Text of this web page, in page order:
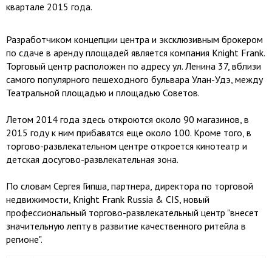
квартале 2015 года.
Разработчиком концепции центра и эксклюзивным брокером
по сдаче в аренду площадей является компания Knight Frank.
Торговый центр расположен по адресу ул. Ленина 37, вблизи
самого популярного пешеходного бульвара Улан-Удэ, между
Театральной площадью и площадью Советов.
Летом 2014 года здесь откроются около 90 магазинов, в
2015 году к ним прибавятся еще около 100. Кроме того, в
торгово-развлекательном центре откроется кинотеатр и
детская досугово-развлекательная зона.
По словам Сергея Гипша, партнера, директора по торговой
недвижимости, Knight Frank Russia & CIS, новый
профессиональный торгово-развлекательный центр "внесет
значительную лепту в развитие качественного ритейла в
регионе".